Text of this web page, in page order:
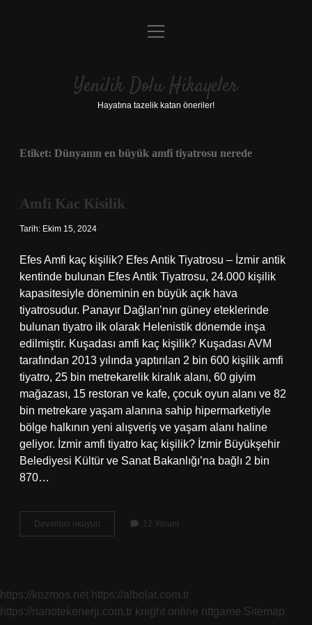
Anasayfa
Yasal Uyarı
menüyü
Yenilik Dolu Hikayeler
Hayatına tazelik katan öneriler!
Etiket: Dünyanın en büyük amfi tiyatrosu nerede
Amfi Kac Kisilik
Tarih: Ekim 15, 2024
Efes Amfi kaç kişilik? Efes Antik Tiyatrosu – İzmir antik
kentinde bulunan Efes Antik Tiyatrosu, 24.000 kişilik
kapasitesiyle döneminin en büyük açık hava
tiyatrosudur. Panayır Dağları’nın güney eteklerinde
bulunan tiyatro ilk olarak Helenistik dönemde inşa
edilmiştir. Kuşadası amfi kaç kişilik? Kuşadası AVM
tarafından 2013 yılında yaptırılan 2 bin 600 kişilik amfi
tiyatro, 25 bin metrekarelik kiralık alanı, 60 giyim
mağazası, 15 restoran ve kafe, çocuk oyun alanı ve 82
bin metrekare yaşam alanına sahip hipermarketiyle
bölge halkının yeni alışveriş ve yaşam alanı haline
geliyor. İzmir amfi tiyatro kaç kişilik? İzmir Büyükşehir
Belediyesi Kültür ve Sanat Bakanlığı’na bağlı 2 bin
870…
Devamını okuyun
Kac
12 Yorum
https://kozmos.net https://albolat.com.tr
https://nanotekenerji.com.tr knight online nttgame Sitemap